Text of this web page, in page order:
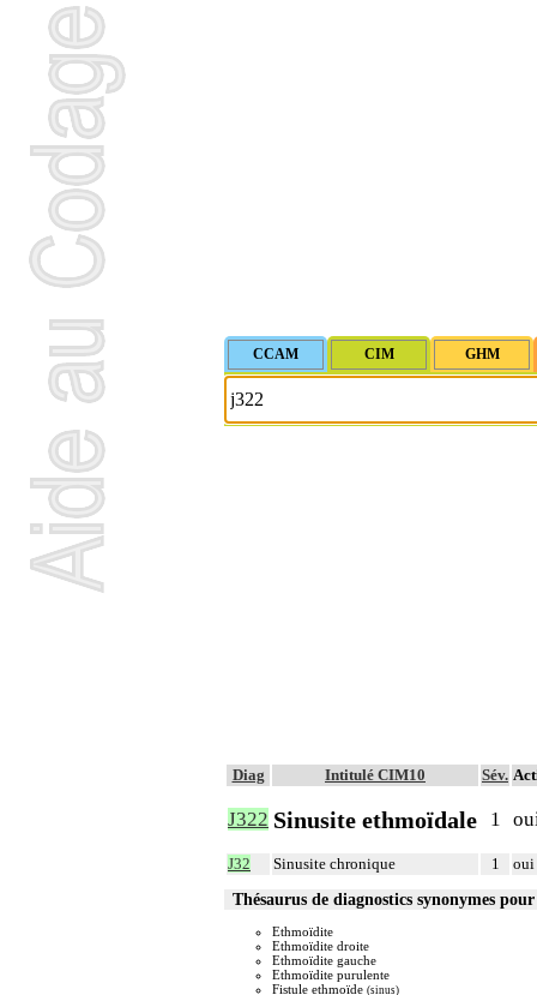
Diag Intitulé CIM10 Sév.
J322 Sinusite ethmoïdale 1
J32 Sinusite chronique 1 oui
Thésaurus de diagnostics synonymes
Ethmoïdite
Ethmoïdite droite
Ethmoïdite gauche
Ethmoïdite purulente
Fistule ethmoïde (sinus)